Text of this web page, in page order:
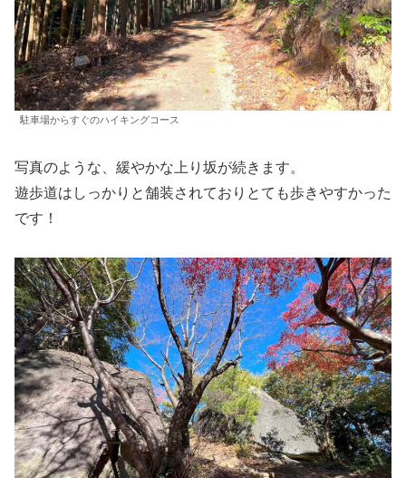
駐車場からすぐのハイキングコース
写真のような、緩やかな上り坂が続きます。
遊歩道はしっかりと舗装されておりとても歩きやすかった
です！